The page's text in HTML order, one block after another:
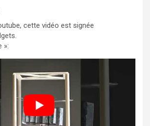
cette vidéo est signée
»: